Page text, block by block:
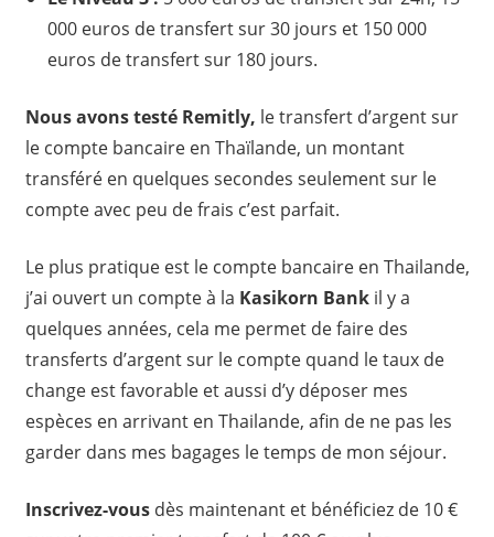
000 euros de transfert sur 30 jours et 150 000
euros de transfert sur 180 jours.
Nous avons testé Remitly, le transfert d’argent sur
le compte bancaire en Thaïlande, un montant
transféré en quelques secondes seulement sur le
compte avec peu de frais c’est parfait.
Le plus pratique est le compte bancaire en Thailande,
j’ai ouvert un compte à la Kasikorn Bankil y a
quelques années, cela me permet de faire des
transferts d’argent sur le compte quand le taux de
change est favorable et aussi d’y déposer mes
espèces en arrivant en Thailande, afin de ne pas les
garder dans mes bagages le temps de mon séjour.
Inscrivez-vousdès maintenant et bénéficiez de 10 €